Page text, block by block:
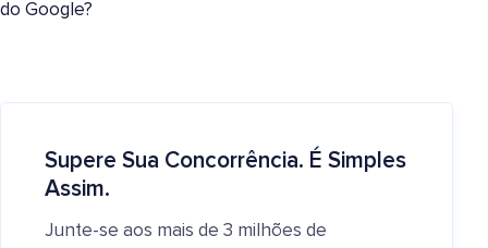
do Google?
Supere Sua Concorrência. É Simples
Assim.
Junte-se aos mais de 3 milhões de